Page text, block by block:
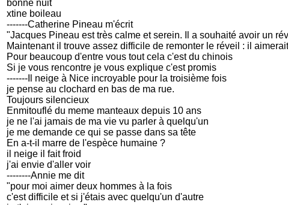
bonne nuit
xtine boileau
-------Catherine Pineau m'écrit
"Jacques Pineau est très calme et serein. Il a souhaité avoir un
Maintenant il trouve assez difficile de remonter le réveil : il
Pour beaucoup d'entre vous tout cela c'est du chinois
Si je vous rencontre je vous explique c'est promis
-------Il neige à Nice incroyable pour la troisième fois
je pense au clochard en bas de ma rue.
Toujours silencieux
Enmitouflé du meme manteaux depuis 10 ans
je ne l'ai jamais de ma vie vu parler à quelqu'un
je me demande ce qui se passe dans sa tête
En a-t-il marre de l'espèce humaine ?
il neige il fait froid
j'ai envie d'aller voir
--------Annie me dit
"pour moi aimer deux hommes à la fois
c'est difficile et si j'étais avec quelqu'un d'autre